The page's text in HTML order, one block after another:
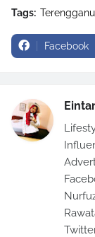
Tags: Terengganu
Facebook